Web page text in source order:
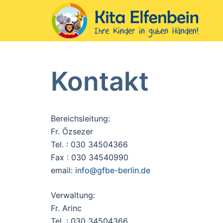
Kontakt
Bereichsleitung:
Fr. Özsezer
Tel. : 030 34504366
Fax : 030 34540990
email: info@gfbe-berlin.de
Verwaltung:
Fr. Arinc
Tel. : 030 34504366